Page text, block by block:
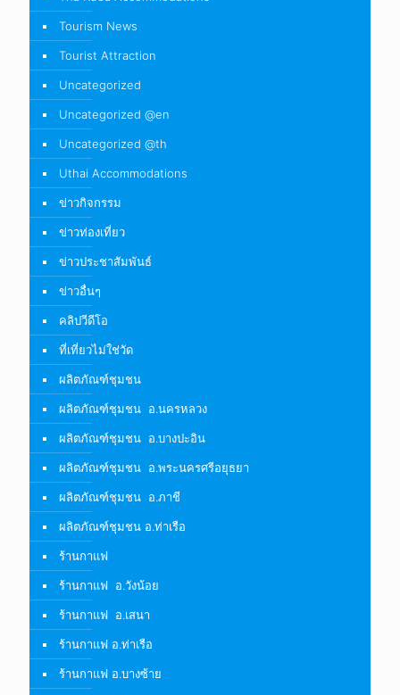
Tourism News
Tourist Attraction
Uncategorized
Uncategorized @en
Uncategorized @th
Uthai Accommodations
ข่าวกิจกรรม
ข่าวท่องเที่ยว
ข่าวประชาสัมพันธ์
ข่าวอื่นๆ
คลิปวีดีโอ
ที่เที่ยวไม่ใช่วัด
ผลิตภัณฑ์ชุมชน
ผลิตภัณฑ์ชุมชน อ.นครหลวง
ผลิตภัณฑ์ชุมชน อ.บางปะอิน
ผลิตภัณฑ์ชุมชน อ.พระนครศรีอยุธยา
ผลิตภัณฑ์ชุมชน อ.ภาชี
ผลิตภัณฑ์ชุมชน อ.ท่าเรือ
ร้านกาแฟ
ร้านกาแฟ อ.วังน้อย
ร้านกาแฟ อ.เสนา
ร้านกาแฟ อ.ท่าเรือ
ร้านกาแฟ อ.บางซ้าย